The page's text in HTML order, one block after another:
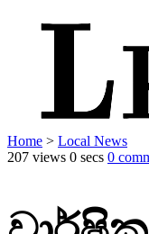
Home > Local News
207 views 0 secs 0